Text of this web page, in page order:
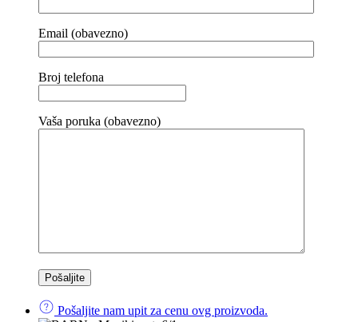
Email (obavezno)
Broj telefona
Vaša poruka (obavezno)
Pošaljite nam upit za cenu ovg proizvoda.